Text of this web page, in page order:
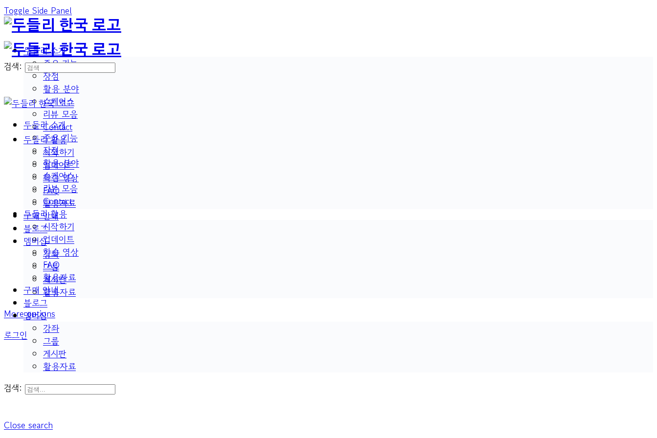
Toggle Side Panel
두들리 소개
주요 기능
장점
활용 분야
쇼케이스
리뷰 모음
Contact
두들리 활용
시작하기
업데이트
학습 영상
FAQ
활용자료
구매 안내
블로그
멤버십
강좌
그룹
게시판
활용자료
More options
로그인
검색:
두들리 소개
주요 기능
장점
활용 분야
쇼케이스
리뷰 모음
Contact
두들리 활용
시작하기
업데이트
학습 영상
FAQ
활용자료
구매 안내
블로그
멤버십
강좌
그룹
게시판
활용자료
검색:
Close search